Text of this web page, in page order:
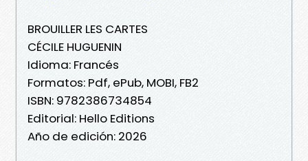
BROUILLER LES CARTES
CÉCILE HUGUENIN
Idioma: Francés
Formatos: Pdf, ePub, MOBI, FB2
ISBN: 9782386734854
Editorial: Hello Editions
Año de edición: 2026